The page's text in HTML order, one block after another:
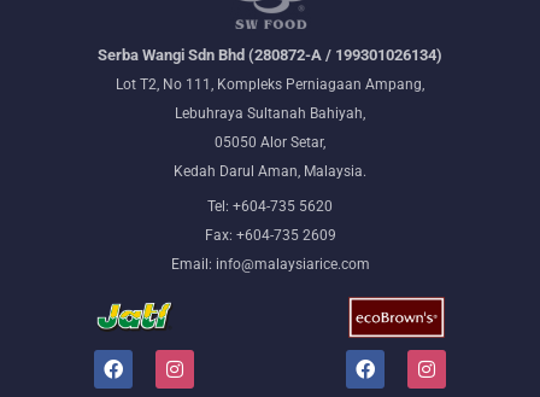
Serba Wangi Sdn Bhd (280872-A / 199301026134)
Lot T2, No 111, Kompleks Perniagaan Ampang,
Lebuhraya Sultanah Bahiyah,
05050 Alor Setar,
Kedah Darul Aman, Malaysia.
Tel: +604-735 5620
Fax: +604-735 2609
Email: info@malaysiarice.com